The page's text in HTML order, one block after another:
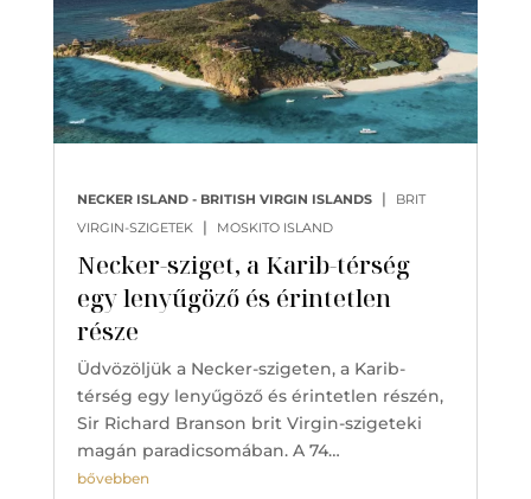
Necker-sziget, a Karib-térség
egy lenyűgöző és érintetlen
része
NECKER ISLAND - BRITISH VIRGIN ISLANDS |
BRIT
VIRGIN-SZIGETEK
| MOSKITO ISLAND
Üdvözöljük a Necker-szigeten, a Karib-
térség egy lenyűgöző és érintetlen részén,
Sir Richard Branson brit Virgin-szigeteki
magán paradicsomában. A 74…
bővebben